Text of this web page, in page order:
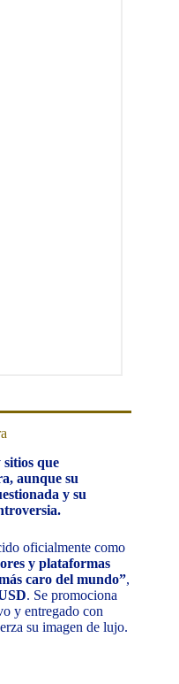
que
aunque su
y su
oficialmente como
y plataformas
caro del mundo”,
. Se promociona
y entregado con
su imagen de lujo.